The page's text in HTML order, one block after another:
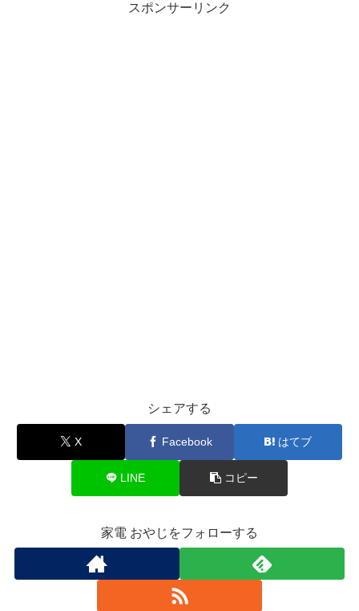
スポンサーリンク
シェアする
X Facebook はてブ
LINE コピー
家電 おやじをフォローする